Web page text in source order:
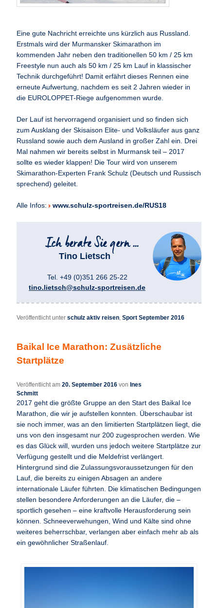
Eine gute Nachricht erreichte uns kürzlich aus Russland.
Erstmals wird der Murmansker Skimarathon im
kommenden Jahr neben den traditionellen 50 km / 25 km
Freestyle nun auch als 50 km / 25 km Lauf in klassischer
Technik durchgeführt! Damit erfährt dieses Rennen eine
erneute Aufwertung, nachdem es seit 2 Jahren wieder in
die EUROLOPPET-Riege aufgenommen wurde.
Der Lauf ist hervorragend organisiert und so finden sich
zum Ausklang der Skisaison Elite- und Volksläufer aus ganz
Russland sowie auch dem Ausland in großer Zahl ein. Drei
Mal nahmen wir bereits selbst in Murmansk teil – 2017
sollte es wieder klappen! Die Tour wird von unserem
Skimarathon-Experten Frank Schulz (Deutsch und Russisch
sprechend) geleitet.
Alle Infos: www.schulz-sportreisen.de/RUS18
Tino Lietsch
Tel. +49 (0)351 266 25-22
tino.lietsch@schulz-sportreisen.de
Veröffentlicht unter schulz aktiv reisen,Sport September 2016
Baikal Ice Marathon: Zusätzliche
Startplätze
Veröffentlicht am20. September 2016 vonInes
Schmitt
2017 geht die größte Gruppe an den Start des Baikal Ice
Marathon, die wir je aufstellen konnten. Überschaubar ist
sie noch immer, was an den limitierten Startplätzen liegt, die
uns von den insgesamt nur 200 zugesprochen werden. Wie
es das Glück will, wurden uns jedoch weitere Startplätze zur
Verfügung gestellt und die Meldefrist verlängert.
Hintergrund sind die Zulassungsvoraussetzungen für den
Lauf, die bereits zu einigen Absagen an andere
internationale Läufer führten. Die klimatischen Bedingungen
stellen besondere Anforderungen an die Läufer, die –
sportlich gesehen – eine kraftvolle Herausforderung sein
können. Schneeverwehungen, Wind und Kälte sind ohne
weiteres beherrschbar, verlangen aber einfach mehr ab als
ein gewöhnlicher Straßenlauf.